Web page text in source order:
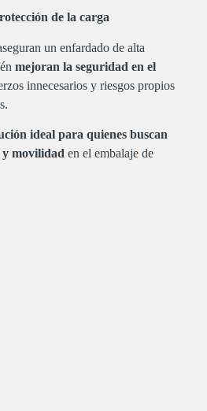
de la carga
un enfardado de alta
mejoran la seguridad en el
innecesarios y riesgos propios
ideal para quienes buscan
y movilidad en el embalaje de